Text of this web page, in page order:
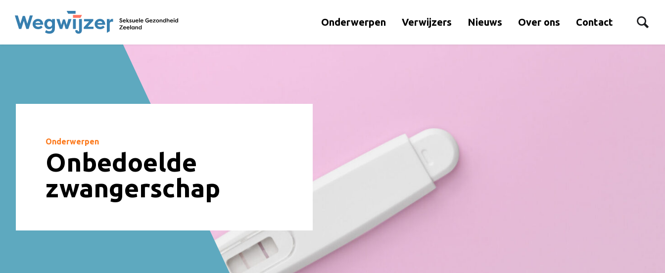
Onderwerpen Verwijzers Nieuws Over ons Contact
Onderwerpen
Onbedoelde
zwangerschap